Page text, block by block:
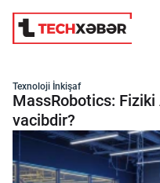
Süni İntellekt
Elm və Kosmos
Texnoloji İnkişaf
MassRobotics:
vacibdir?